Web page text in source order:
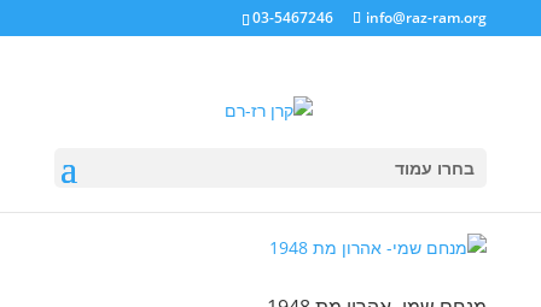
03-5467246 info@raz-ram.org
בחרו עמוד